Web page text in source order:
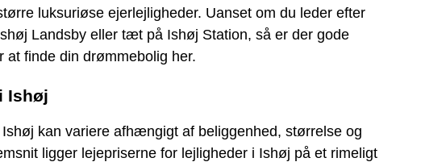
luksuriøse ejerlejligheder. Uanset om du leder efter
Landsby eller tæt på Ishøj Station, så er der gode
at finde din drømmebolig her.
Ishøj
kan variere afhængigt af beliggenhed, størrelse og
ligger lejepriserne for lejligheder i Ishøj på et rimeligt